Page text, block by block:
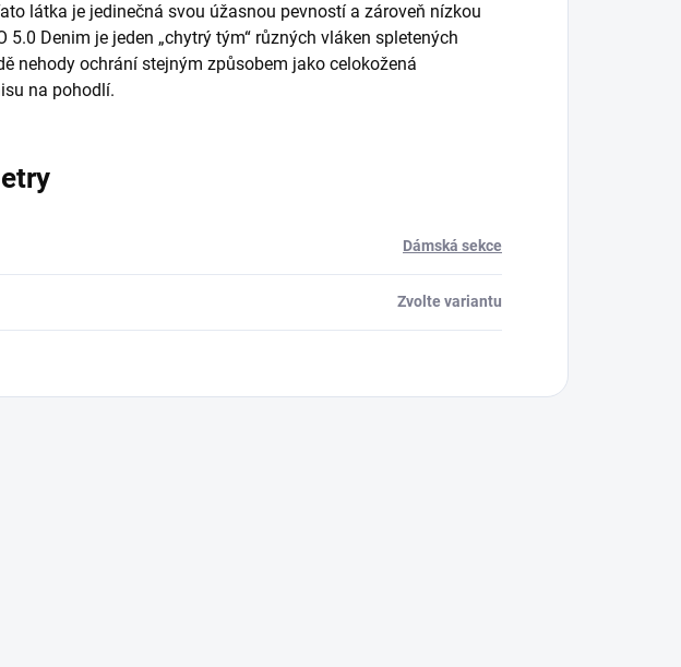
látka je jedinečná svou úžasnou pevností a zároveň nízkou
5.0 Denim je jeden „chytrý tým“ různých vláken spletených
nehody ochrání stejným způsobem jako celokožená
na pohodlí.
Dámská sekce
Zvolte variantu